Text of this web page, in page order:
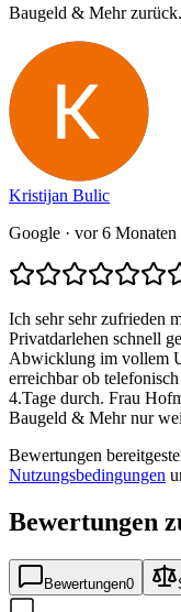
Baugeld & Mehr zurück.
Kristijan Bulic
Google · vor 6 Monaten
Ich sehr sehr zufrieden
Privatdarlehen schnell
Abwicklung im vollem
erreichbar ob
4.Tage durch. Frau
Baugeld & Mehr nur
Bewertungen
Nutzungsbedingungen
Bewertungen
Bewertungen0